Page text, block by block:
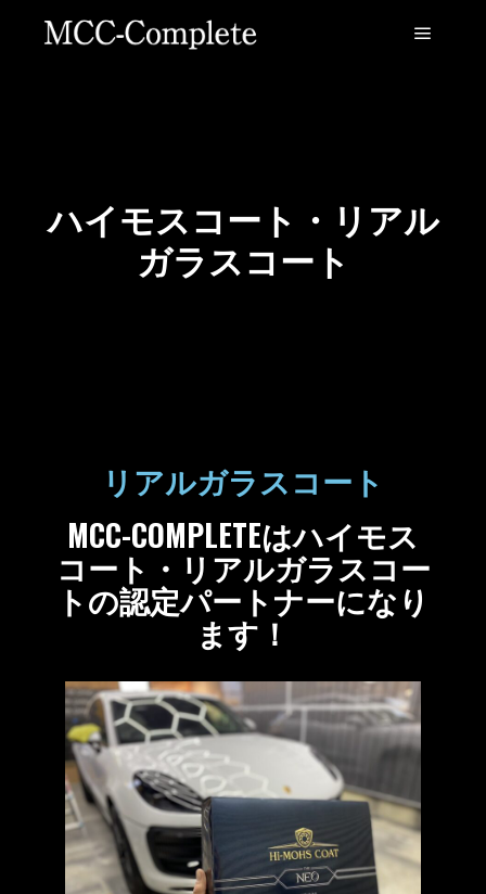
ハイモスコート・リアル
ガラスコート
リアルガラスコート
MCC-COMPLETEはハイモス
コート・リアルガラスコー
トの認定パートナーになり
ます！